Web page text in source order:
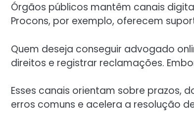
Órgãos públicos mantêm canais
Procons, por exemplo, oferecem
Quem deseja conseguir advogado
direitos e registrar reclamações.
Esses canais orientam sobre prazos,
erros comuns e acelera a resolução